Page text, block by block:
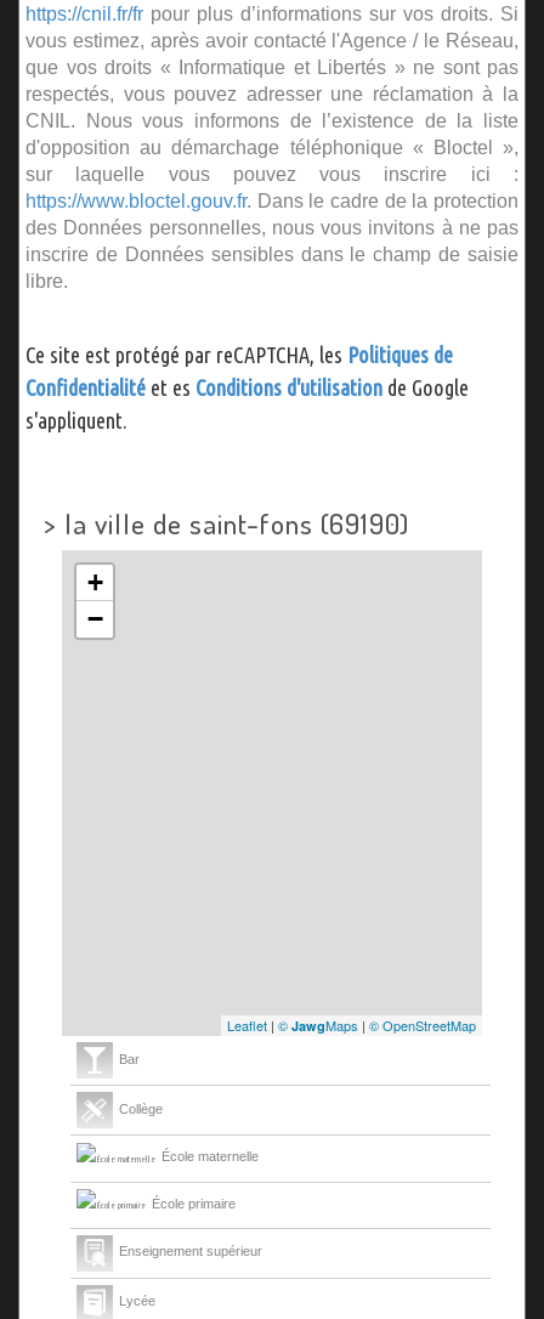
https://cnil.fr/fr pour plus d’informations sur vos droits. Si
vous estimez, après avoir contacté l'Agence / le Réseau,
que vos droits « Informatique et Libertés » ne sont pas
respectés, vous pouvez adresser une réclamation à la
CNIL. Nous vous informons de l’existence de la liste
d'opposition au démarchage téléphonique « Bloctel »,
sur laquelle vous pouvez vous inscrire ici :
https://www.bloctel.gouv.fr. Dans le cadre de la protection
des Données personnelles, nous vous invitons à ne pas
inscrire de Données sensibles dans le champ de saisie
libre.
Ce site est protégé par reCAPTCHA, les Politiques de
Confidentialité et es Conditions d'utilisation de Google
s'appliquent.
> la ville de saint-fons (69190)
+
−
Leaflet | © JawgMaps | © OpenStreetMap
Bar
Collège
École maternelle
École primaire
Enseignement supérieur
Lycée